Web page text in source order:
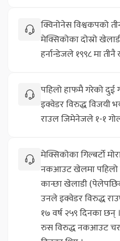
क्विनोनेस विश्वकपको
मेक्सिकोका दोस्रो
हर्नान्डेजले १९९८ मा
पहिलो हाफमै गरेको दुई
इक्वेडर विरुद्ध विजयी
राउल जिमेनेजले १-१
मेक्सिकोका गिल्बर्टो
नकआउट खेलमा पहिलो
कान्छा खेलाडी
उनले इक्वेडर विरुद्ध
१७ वर्ष २५९ दिनका
रुस विरुद्ध नकआउट